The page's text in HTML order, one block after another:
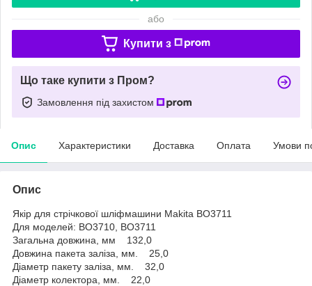
або
Купити з
Що таке купити з Пром?
Замовлення під захистом
Опис Характеристики Доставка Оплата Умови
Опис
Якір для стрічкової шліфмашини Makita BO3711
Для моделей: BO3710, BO3711
Загальна довжина, мм 132,0
Довжина пакета заліза, мм. 25,0
Діаметр пакету заліза, мм. 32,0
Діаметр колектора, мм. 22,0